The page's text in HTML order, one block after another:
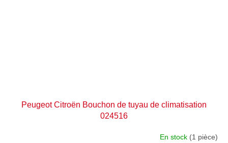
Peugeot Citroën Bouchon de tuyau de climatisation
024516
En stock (1 pièce)